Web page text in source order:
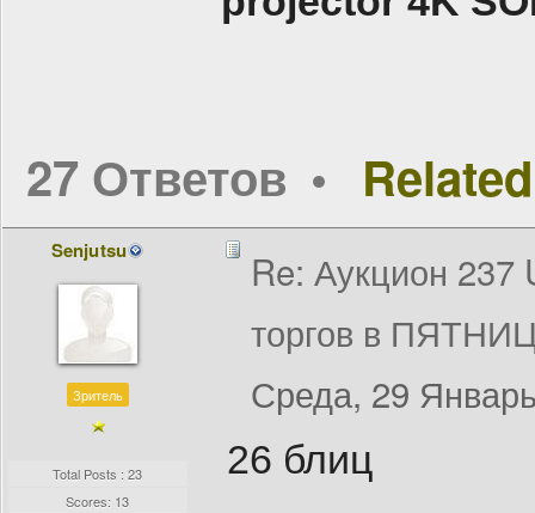
27 Ответов
Senjutsu
Зритель
Total Posts : 23
Scores: 13
Re: Аукцион 237
торгов в
Среда, 29
26 блиц